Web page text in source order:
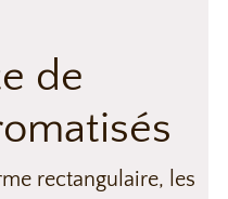
de
rectangulaire, les